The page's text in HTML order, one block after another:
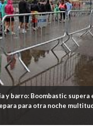
y barro: Boombastic supera
para otra noche